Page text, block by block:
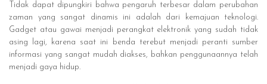
Tidak dapat dipungkiri bahwa pengaruh terbesar dalam perubahan
zaman yang sangat dinamis ini adalah dari kemajuan teknologi.
Gadget atau gawai menjadi perangkat elektronik yang sudah tidak
asing lagi, karena saat ini benda terebut menjadi peranti sumber
informasi yang sangat mudah diakses, bahkan penggunaannya telah
menjadi gaya hidup.